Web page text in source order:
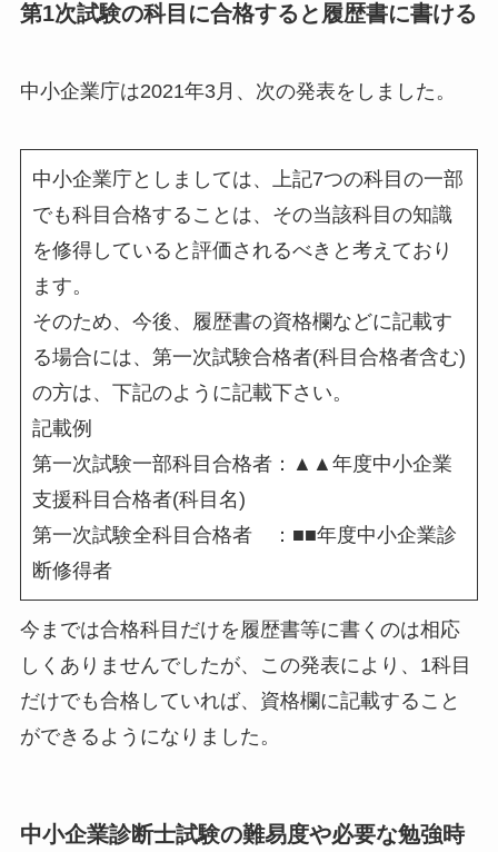
第1次試験の科目に合格すると履歴書に書ける
中小企業庁は2021年3月、次の発表をしました。
中小企業庁としましては、上記7つの科目の一部
でも科目合格することは、その当該科目の知識
を修得していると評価されるべきと考えており
ます。
そのため、今後、履歴書の資格欄などに記載す
る場合には、第一次試験合格者(科目合格者含む)
の方は、下記のように記載下さい。
記載例
第一次試験一部科目合格者：▲▲年度中小企業
支援科目合格者(科目名)
第一次試験全科目合格者 ：■■年度中小企業診
断修得者
今までは合格科目だけを履歴書等に書くのは相応
しくありませんでしたが、この発表により、1科目
だけでも合格していれば、資格欄に記載すること
ができるようになりました。
中小企業診断士試験の難易度や必要な勉強時